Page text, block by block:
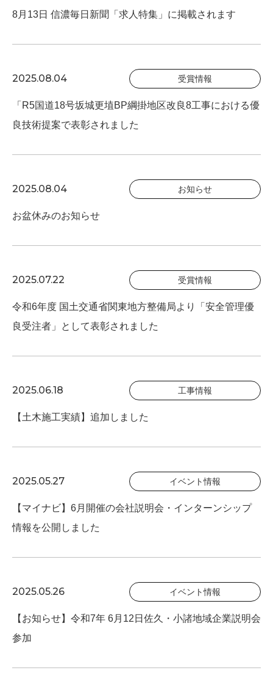
8月13日 信濃毎日新聞「求人特集」に掲載されます
2025.08.04 受賞情報
「R5国道18号坂城更埴BP綱掛地区改良8工事における優
良技術提案で表彰されました
2025.08.04 お知らせ
お盆休みのお知らせ
2025.07.22 受賞情報
令和6年度 国土交通省関東地方整備局より「安全管理優
良受注者」として表彰されました
2025.06.18 工事情報
【土木施工実績】追加しました
2025.05.27 イベント情報
【マイナビ】6月開催の会社説明会・インターンシップ
情報を公開しました
2025.05.26 イベント情報
【お知らせ】令和7年 6月12日佐久・小諸地域企業説明会
参加